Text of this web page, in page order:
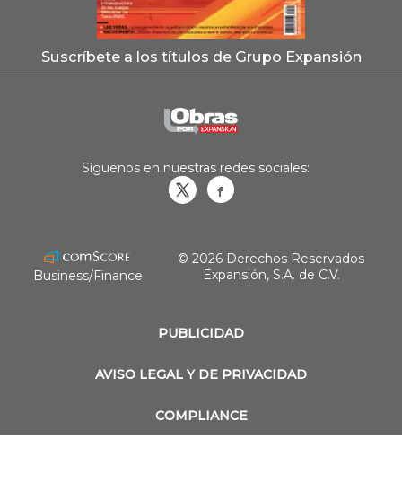
Suscríbete a los títulos de Grupo Expansión
PUBLICIDAD
AVISO LEGAL Y DE PRIVACIDAD
COMPLIANCE
Síguenos en nuestras redes sociales:
Business/Finance
© 2026 Derechos Reservados
Expansión, S.A. de C.V.